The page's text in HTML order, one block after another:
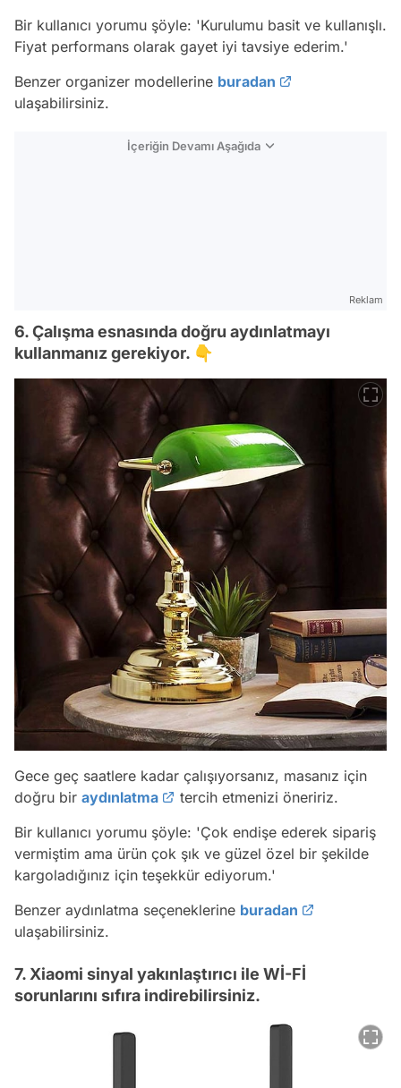
Bir kullanıcı yorumu şöyle: 'Kurulumu basit ve kullanışlı.
Fiyat performans olarak gayet iyi tavsiye ederim.'
Benzer organizer modellerine buradan
ulaşabilirsiniz.
İçeriğin Devamı Aşağıda
Reklam
6. Çalışma esnasında doğru aydınlatmayı
kullanmanız gerekiyor. 👇
Gece geç saatlere kadar çalışıyorsanız, masanız için
doğru bir aydınlatma
tercih etmenizi öneririz.
Bir kullanıcı yorumu şöyle: 'Çok endişe ederek sipariş
vermiştim ama ürün çok şık ve güzel özel bir şekilde
kargoladığınız için teşekkür ediyorum.'
Benzer aydınlatma seçeneklerine buradan
ulaşabilirsiniz.
7. Xiaomi sinyal yakınlaştırıcı ile Wİ-Fİ
sorunlarını sıfıra indirebilirsiniz.